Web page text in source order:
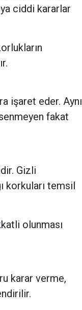
ciddi kararlar
işaret eder. Aynı
fakat
Gizli
korkuları temsil
olunması
karar verme,